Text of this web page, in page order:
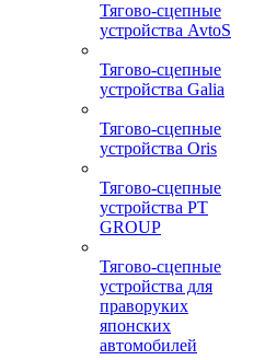
Тягово-сцепные
устройства AvtoS
Тягово-сцепные
устройства Galia
Тягово-сцепные
устройства Oris
Тягово-сцепные
устройства PT
GROUP
Тягово-сцепные
устройства для
праворуких
японских
автомобилей